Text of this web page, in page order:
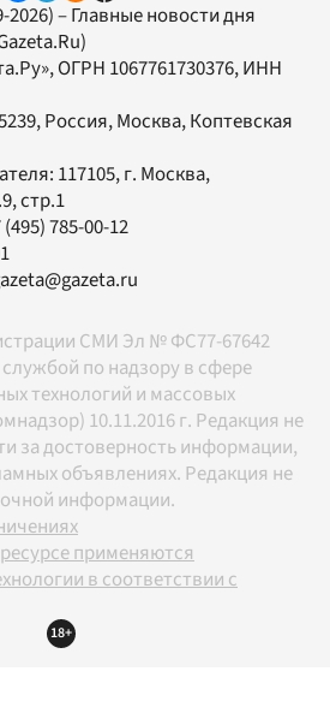
2026) – Главные новости дня
, ОГРН 1067761730376, ИНН
Россия, Москва, Коптевская
117105, г. Москва,
стр.1
(495) 785-00-12
СМИ Эл № ФС77-67642
по надзору в сфере
технологий и массовых
10.11.2016 г. Редакция не
за достоверность информации,
объявлениях. Редакция не
информации.
применяются
в соответствии с
18+